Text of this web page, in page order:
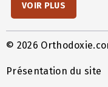
VOIR PLUS
© 2026
Présentation du site